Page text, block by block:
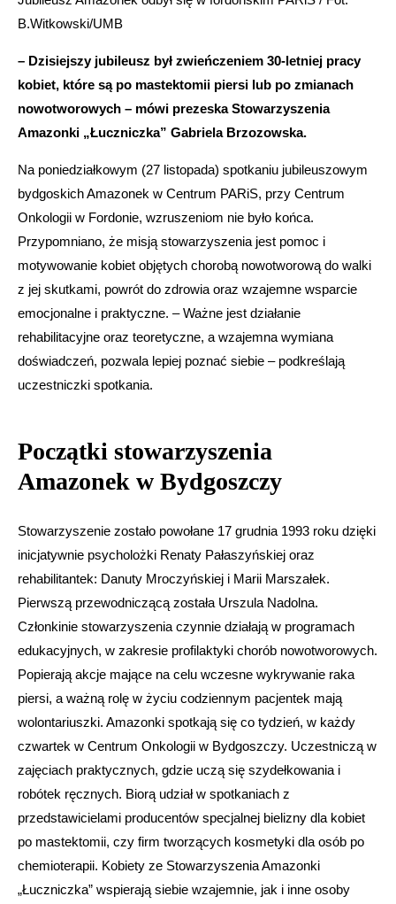
B.Witkowski/UMB
– Dzisiejszy jubileusz był zwieńczeniem 30-letniej pracy
kobiet, które są po mastektomii piersi lub po zmianach
nowotworowych – mówi prezeska Stowarzyszenia
Amazonki „Łuczniczka” Gabriela Brzozowska.
Na poniedziałkowym (27 listopada) spotkaniu jubileuszowym
bydgoskich Amazonek w Centrum PARiS, przy Centrum
Onkologii w Fordonie, wzruszeniom nie było końca.
Przypomniano, że misją stowarzyszenia jest pomoc i
motywowanie kobiet objętych chorobą nowotworową do walki
z jej skutkami, powrót do zdrowia oraz wzajemne wsparcie
emocjonalne i praktyczne. – Ważne jest działanie
rehabilitacyjne oraz teoretyczne, a wzajemna wymiana
doświadczeń, pozwala lepiej poznać siebie – podkreślają
uczestniczki spotkania.
Początki stowarzyszenia
Amazonek w Bydgoszczy
Stowarzyszenie zostało powołane 17 grudnia 1993 roku dzięki
inicjatywnie psycholożki Renaty Pałaszyńskiej oraz
rehabilitantek: Danuty Mroczyńskiej i Marii Marszałek.
Pierwszą przewodniczącą została Urszula Nadolna.
Członkinie stowarzyszenia czynnie działają w programach
edukacyjnych, w zakresie profilaktyki chorób nowotworowych.
Popierają akcje mające na celu wczesne wykrywanie raka
piersi, a ważną rolę w życiu codziennym pacjentek mają
wolontariuszki. Amazonki spotkają się co tydzień, w każdy
czwartek w Centrum Onkologii w Bydgoszczy. Uczestniczą w
zajęciach praktycznych, gdzie uczą się szydełkowania i
robótek ręcznych. Biorą udział w spotkaniach z
przedstawicielami producentów specjalnej bielizny dla kobiet
po mastektomii, czy firm tworzących kosmetyki dla osób po
chemioterapii. Kobiety ze Stowarzyszenia Amazonki
„Łuczniczka” wspierają siebie wzajemnie, jak i inne osoby